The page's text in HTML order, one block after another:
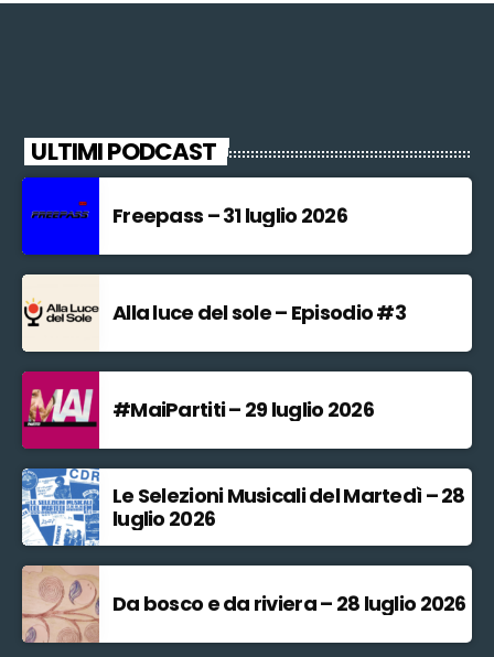
ULTIMI PODCAST
Freepass – 31 luglio 2026
Alla luce del sole – Episodio #3
#MaiPartiti – 29 luglio 2026
Le Selezioni Musicali del Martedì – 28
luglio 2026
Da bosco e da riviera – 28 luglio 2026